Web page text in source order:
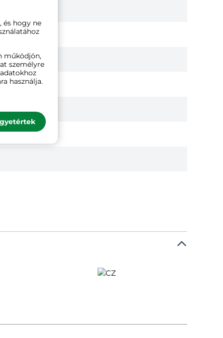
és hogy ne
működjön,
személyre
használja.